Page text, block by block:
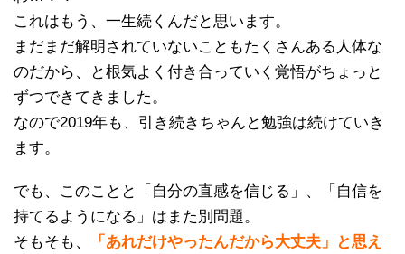
これはもう、一生続くんだと思います。
まだまだ解明されていないこともたくさんある人体な
のだから、と根気よく付き合っていく覚悟がちょっと
ずつできてきました。
なので2019年も、引き続きちゃんと勉強は続けていき
ます。
でも、このことと「自分の直感を信じる」、「自信を
持てるようになる」はまた別問題。
そもそも、
「あれだけやったんだから大丈夫」と思え